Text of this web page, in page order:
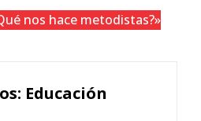
nos hace metodistas?»
Educación